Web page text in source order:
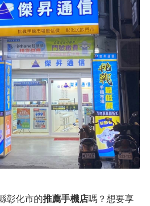
化市的推薦手機店嗎？想要享